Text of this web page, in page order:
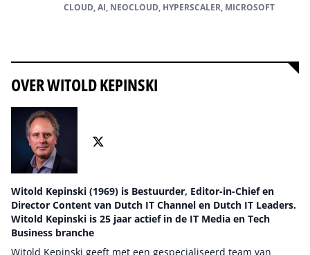
CLOUD, AI, NEOCLOUD, HYPERSCALER, MICROSOFT
OVER WITOLD KEPINSKI
Witold Kepinski (1969) is Bestuurder, Editor-in-Chief en
Director Content van Dutch IT Channel en Dutch IT Leaders.
Witold Kepinski is 25 jaar actief in de IT Media en Tech
Business branche
Witold Kepinski geeft met een gespecialiseerd team van